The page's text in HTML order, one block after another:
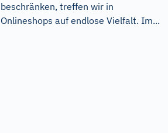
beschränken, treffen wir in
Onlineshops auf endlose Vielfalt. Im...